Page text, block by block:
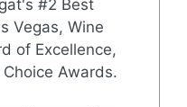
#2 Best
Vegas, Wine
of Excellence,
Awards.